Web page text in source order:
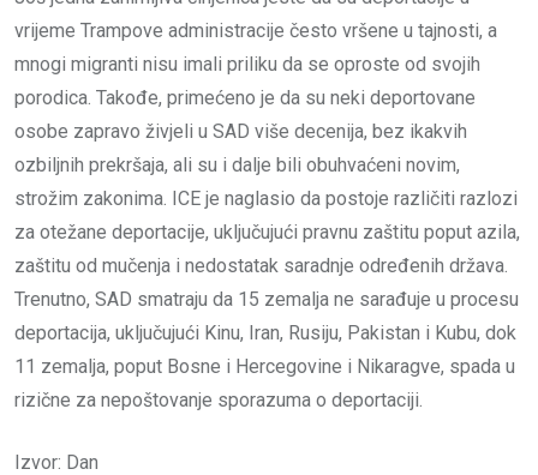
vrijeme Trampove administracije često vršene u tajnosti, a
mnogi migranti nisu imali priliku da se oproste od svojih
porodica. Takođe, primećeno je da su neki deportovane
osobe zapravo živjeli u SAD više decenija, bez ikakvih
ozbiljnih prekršaja, ali su i dalje bili obuhvaćeni novim,
strožim zakonima. ICE je naglasio da postoje različiti razlozi
za otežane deportacije, uključujući pravnu zaštitu poput azila,
zaštitu od mučenja i nedostatak saradnje određenih država.
Trenutno, SAD smatraju da 15 zemalja ne sarađuje u procesu
deportacija, uključujući Kinu, Iran, Rusiju, Pakistan i Kubu, dok
11 zemalja, poput Bosne i Hercegovine i Nikaragve, spada u
rizične za nepoštovanje sporazuma o deportaciji.
Izvor: Dan